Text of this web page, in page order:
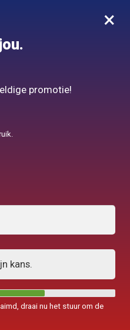
0
met DJINN-code10
×
promotie!
kans.
draai nu het stuur om de